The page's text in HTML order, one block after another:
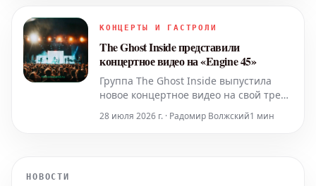
КОНЦЕРТЫ И ГАСТРОЛИ
The Ghost Inside представили
концертное видео на «Engine 45»
Группа The Ghost Inside выпустила
новое концертное видео на свой трек
«Engine 45». Эти кадры были записаны
во время их выступления в 2025 году.
28 июля 2026 г. · Радомир Волжский1 мин
НОВОСТИ